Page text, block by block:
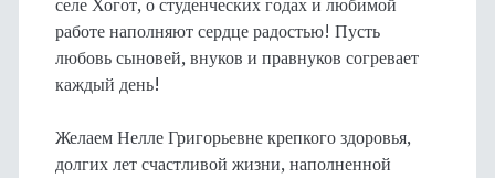
селе Хогот, о студенческих годах и любимой
работе наполняют сердце радостью! Пусть
любовь сыновей, внуков и правнуков согревает
каждый день!
Желаем Нелле Григорьевне крепкого здоровья,
долгих лет счастливой жизни, наполненной